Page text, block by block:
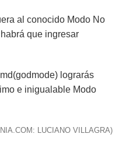
al conocido Modo No
que ingresar
lograrás
e inigualable Modo
LUCIANO VILLAGRA)